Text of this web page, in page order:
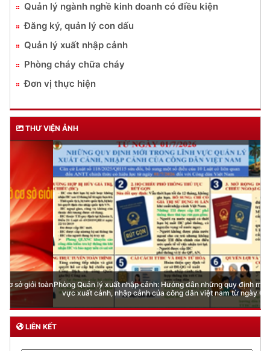
Quản lý ngành nghề kinh doanh có điều kiện
Đăng ký, quản lý con dấu
Quản lý xuất nhập cảnh
Phòng cháy chữa cháy
Đơn vị thực hiện
THƯ VIỆN ẢNH
Phòng Quản lý xuất nhập cảnh: Hướng dẫn những quy định mới trong lĩnh
vực xuất cảnh, nhập cảnh của công dân việt nam từ ngày 01/7/2026
LIÊN KẾT